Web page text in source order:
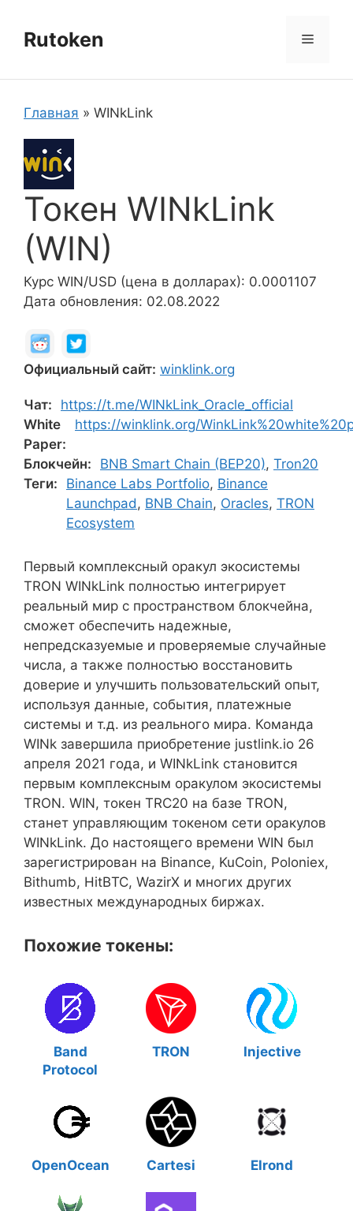
содержимому
Rutoken Меню
Главная » WINkLink
Токен WINkLink
(WIN)
Курс WIN/USD (цена в долларах): 0.0001107
Дата обновления: 02.08.2022
Официальный сайт: winklink.org
Чат:
https://t.me/WINkLink_Oracle_official
White
Paper:
https://winklink.org/
Блокчейн: BNB Smart Chain (BEP20), Tron20
Теги:
Binance Labs Portfolio, Binance
Launchpad, BNB Chain, Oracles, TRON
Ecosystem
Первый комплексный оракул экосистемы
TRON WINkLink полностью интегрирует
реальный мир с пространством блокчейна,
сможет обеспечить надежные,
непредсказуемые и проверяемые случайные
числа, а также полностью восстановить
доверие и улучшить пользовательский опыт,
используя данные, события, платежные
системы и т.д. из реального мира. Команда
WINk завершила приобретение justlink.io 26
апреля 2021 года, и WINkLink становится
первым комплексным оракулом экосистемы
TRON. WIN, токен TRC20 на базе TRON,
станет управляющим токеном сети оракулов
WINkLink. До настоящего времени WIN был
зарегистрирован на Binance, KuCoin, Poloniex,
Bithumb, HitBTC, WazirX и многих других
известных международных биржах.
Похожие токены:
Band
Protocol
TRON Injective
OpenOcean Cartesi Elrond